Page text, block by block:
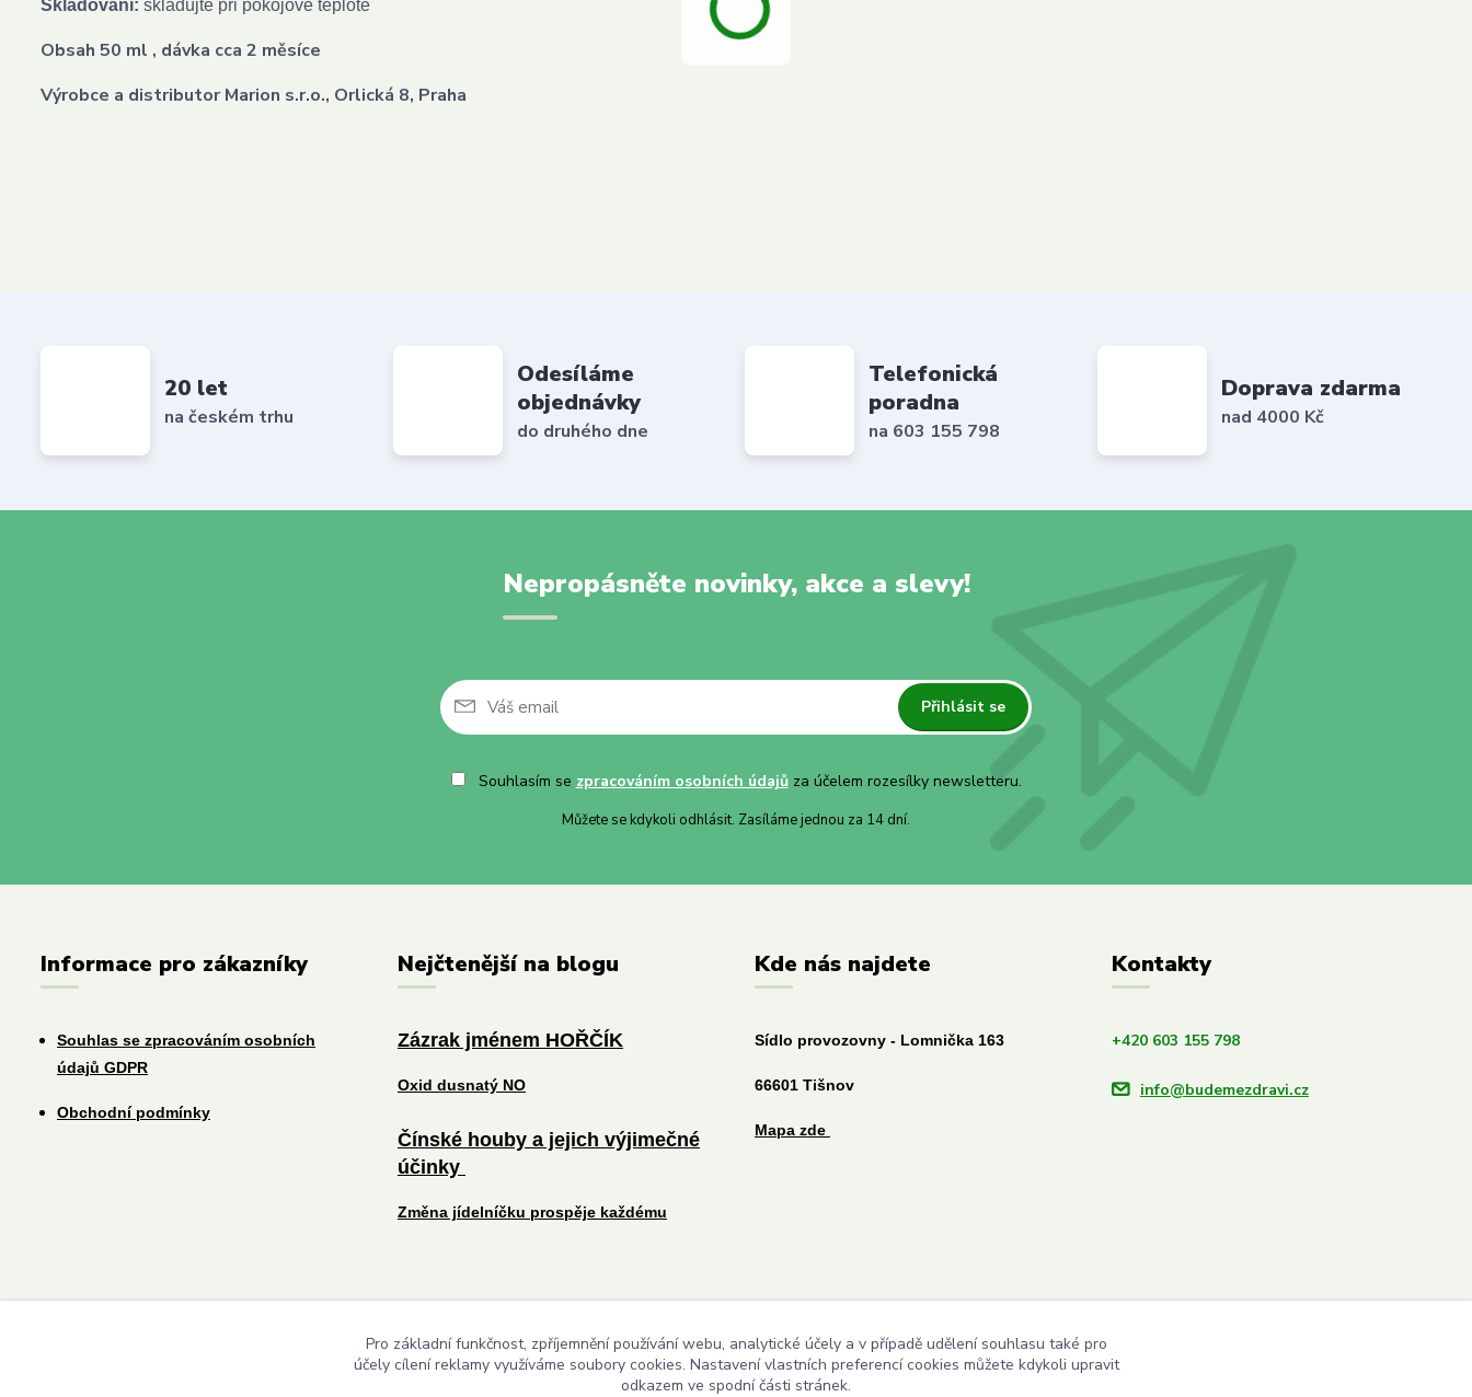
Skladování: skladujte při pokojové teplotě
Obsah 50 ml , dávka cca 2 měsíce
Výrobce a distributor Marion s.r.o., Orlická 8, Praha
20 let
na českém trhu
Odesíláme
objednávky
do druhého dne
Telefonická
poradna
na 603 155 798
Doprava zdarma
nad 4000 Kč
Nepropásněte novinky, akce a slevy!
Přihlásit se
Souhlasím se zpracováním osobních údajůza účelem rozesílky newsletteru.
Můžete se kdykoli odhlásit. Zasíláme jednou za 14 dní.
Informace pro zákazníky
Souhlas se zpracováním osobních
údajů GDPR
Obchodní podmínky
Nejčtenější na blogu
Zázrak jménem HOŘČÍK
Oxid dusnatý NO
Čínské houby a jejich výjimečné
účinky
Změna jídelníčku prospěje každému
Kde nás najdete
Sídlo provozovny - Lomnička 163
66601 Tišnov
Mapa zde
Kontakty
+420 603 155 798
info@budemezdravi.cz
Upravit sběr cookies.
Pro základní funkčnost, zpříjemnění používání webu, analytické účely a v případě udělení souhlasu také pro
účely cílení reklamy využíváme soubory cookies. Nastavení vlastních preferencí cookies můžete kdykoli upravit
odkazem ve spodní části stránek.